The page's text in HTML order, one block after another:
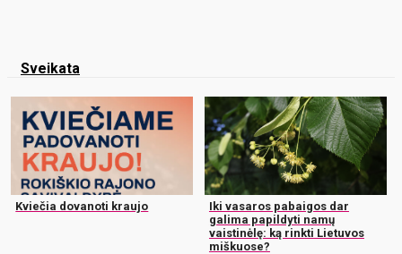
Sveikata
Kviečia dovanoti kraujo
Iki vasaros pabaigos dar
galima papildyti namų
vaistinėlę: ką rinkti Lietuvos
miškuose?